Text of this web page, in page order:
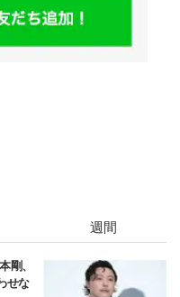
週間
剛、
せな